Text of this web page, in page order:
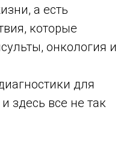
а есть
которые
онкология и
для
здесь все не так